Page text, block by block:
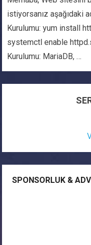
istiyorsanız aşağıdaki
Kurulumu: yum install
systemctl enable
Kurulumu: MariaDB, …
SPONSORLUK &